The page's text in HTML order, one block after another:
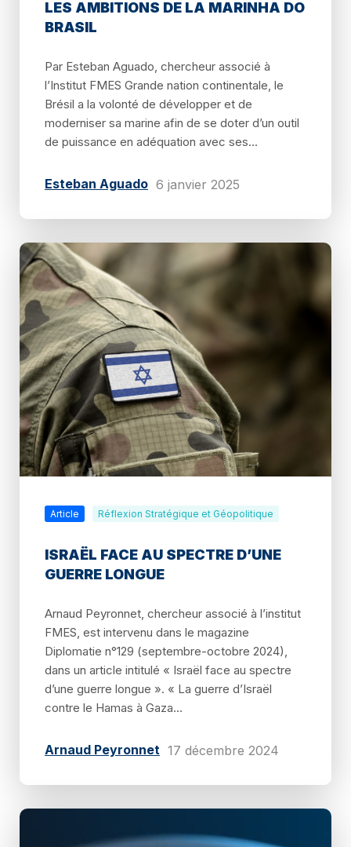
LES AMBITIONS DE LA MARINHA DO
BRASIL
Par Esteban Aguado, chercheur associé à
l’Institut FMES Grande nation continentale, le
Brésil a la volonté de développer et de
moderniser sa marine afin de se doter d’un outil
de puissance en adéquation avec ses...
Esteban Aguado 6 janvier 2025
Article Réflexion Stratégique et Géopolitique
ISRAËL FACE AU SPECTRE D’UNE
GUERRE LONGUE
Arnaud Peyronnet, chercheur associé à l’institut
FMES, est intervenu dans le magazine
Diplomatie n°129 (septembre-octobre 2024),
dans un article intitulé « Israël face au spectre
d’une guerre longue ». « La guerre d’Israël
contre le Hamas à Gaza...
Arnaud Peyronnet 17 décembre 2024